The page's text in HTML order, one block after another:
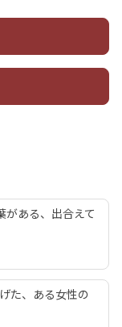
がある、出合えて
た、ある女性の